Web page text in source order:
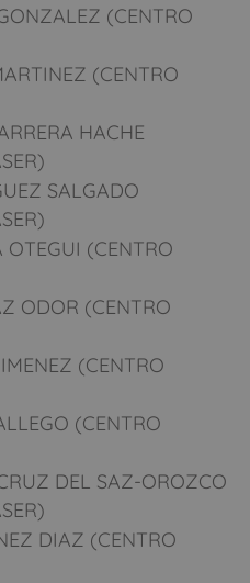
(CENTRO
(CENTRO
HACHE
SALGADO
OTEGUI (CENTRO
ODOR (CENTRO
(CENTRO
(CENTRO
DEL SAZ-OROZCO
DIAZ (CENTRO